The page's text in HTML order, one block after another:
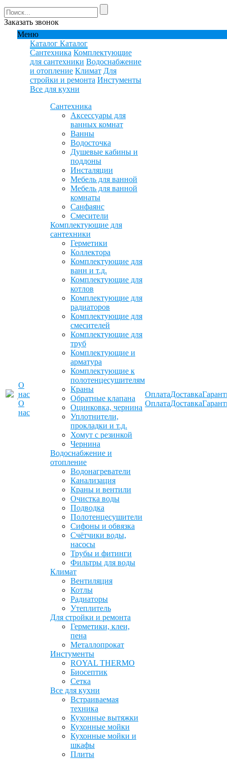
Заказать звонок
Меню
О
нас
О
нас
Каталог Каталог
Сантехника Комплектующие
для сантехники Водоснабжение
и отопление Климат Для
стройки и ремонта Инстументы
Все для кухни
Сантехника
Аксессуары для
ванных комнат
Ванны
Водосточка
Душевые кабины и
поддоны
Инсталяции
Мебель для ванной
Мебель для ванной
комнаты
Санфаянс
Смесители
Комплектующие для
сантехники
Герметики
Коллектора
Комплектующие для
ванн и т.д.
Комплектующие для
котлов
Комплектующие для
радиаторов
Комплектующие для
смесителей
Комплектующие для
труб
Комплектующие и
арматура
Комплектующие к
полотенцесушителям
Краны
Обратные клапана
Оцинковка, чернина
Уплотнители,
прокладки и т.д.
Хомут с резинкой
Чернина
Водоснабжение и
отопление
Водонагреватели
Канализация
Краны и вентили
Очистка воды
Подводка
Полотенцесушители
Сифоны и обвязка
Счётчики воды,
насосы
Трубы и фитинги
Фильтры для воды
Климат
Вентиляция
Котлы
Радиаторы
Утеплитель
Для стройки и ремонта
Герметики, клеи,
пена
Металлопрокат
Инстументы
ROYAL THERMO
Биосептик
Сетка
Все для кухни
Встраиваемая
техника
Кухонные вытяжки
Кухонные мойки
Кухонные мойки и
шкафы
Плиты
Оплата
Оплата
Доставка
Доставка